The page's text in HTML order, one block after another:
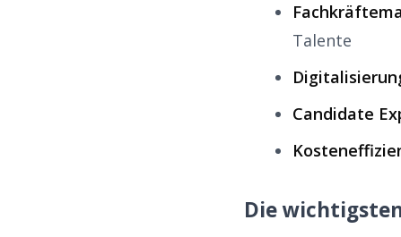
Talente
Candidate
Die